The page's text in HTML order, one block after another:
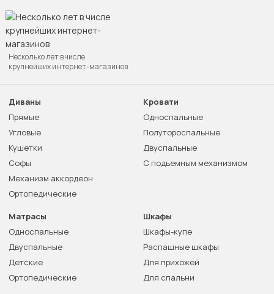
Несколько лет в числе
крупнейших интернет-магазинов
Диваны
Прямые
Угловые
Кушетки
Софы
Механизм аккордеон
Ортопедические
Кровати
Односпальные
Полутороспальные
Двуспальные
С подъемным механизмом
Матрасы
Односпальные
Двуспальные
Детские
Ортопедические
Шкафы
Шкафы-купе
Распашные шкафы
Для прихожей
Для спальни